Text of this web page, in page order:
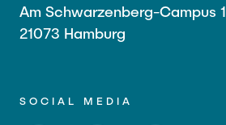
Am Schwarzenberg-Campus 1
21073 Hamburg
SOCIAL MEDIA